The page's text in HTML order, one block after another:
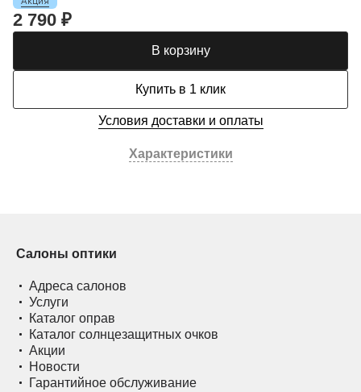
2 790 ₽
В корзину
Купить в 1 клик
Условия доставки и оплаты
Характеристики
Салоны оптики
Адреса салонов
Услуги
Каталог оправ
Каталог солнцезащитных очков
Акции
Новости
Гарантийное обслуживание